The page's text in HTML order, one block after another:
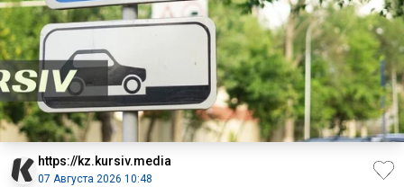
https://kz.kursiv.media
07 Августа 2026 10:48